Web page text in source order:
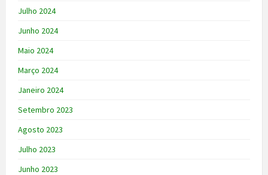
Julho 2024
Junho 2024
Maio 2024
Março 2024
Janeiro 2024
Setembro 2023
Agosto 2023
Julho 2023
Junho 2023